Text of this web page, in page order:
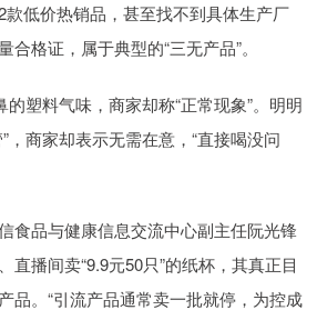
低价热销品，甚至找不到具体生产厂
格证，属于典型的“三无产品”。
的塑料气味，商家却称“正常现象”。明明
，商家却表示无需在意，“直接喝没问
食品与健康信息交流中心副主任阮光锋
直播间卖“9.9元50只”的纸杯，其真正目
品。“引流产品通常卖一批就停，为控成